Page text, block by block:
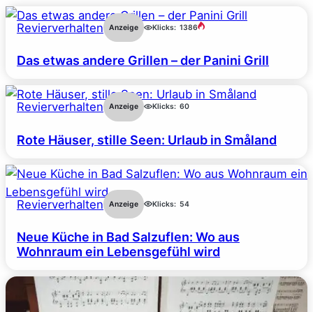
Revierverhalten Anzeige Klicks: 1386
Das etwas andere Grillen – der Panini Grill
Revierverhalten Anzeige Klicks: 60
Rote Häuser, stille Seen: Urlaub in Småland
Revierverhalten Anzeige Klicks: 54
Neue Küche in Bad Salzuflen: Wo aus
Wohnraum ein Lebensgefühl wird